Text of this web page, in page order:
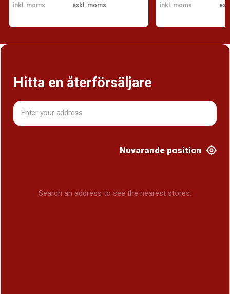
exkl. moms
inkl. moms inkl. moms
Hitta en återförsäljare
Nuvarande position
Search an address to see the nearest stores.